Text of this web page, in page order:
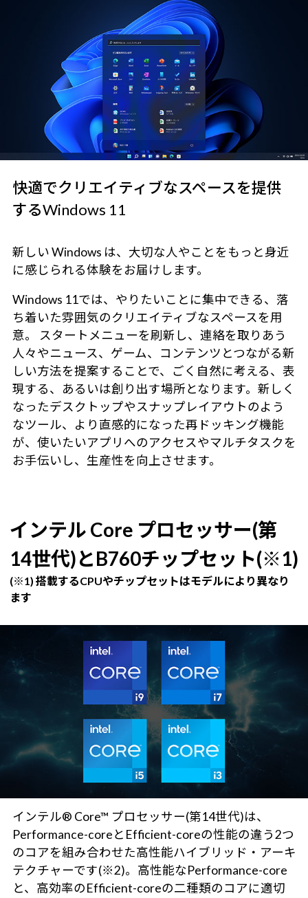
快適でクリエイティブなスペースを提供
するWindows 11
新しい Windows は、大切な人やことをもっと身近
に感じられる体験をお届けします。
Windows 11では、やりたいことに集中できる、落
ち着いた雰囲気のクリエイティブなスペースを用
意。 スタートメニューを刷新し、連絡を取りあう
人々やニュース、ゲーム、コンテンツとつながる新
しい方法を提案することで、ごく自然に考える、表
現する、あるいは創り出す場所となります。新しく
なったデスクトップやスナップレイアウトのよう
なツール、より直感的になった再ドッキング機能
が、使いたいアプリへのアクセスやマルチタスクを
お手伝いし、生産性を向上させます。
インテル Core プロセッサー(第
14世代)とB760チップセット(※1)
(※1) 搭載するCPUやチップセットはモデルにより異なり
ます
インテル® Core™ プロセッサー(第14世代)は、
Performance-coreとEfficient-coreの性能の違う2つ
のコアを組み合わせた高性能ハイブリッド・アーキ
テクチャーです(※2)。高性能なPerformance-core
と、高効率のEfficient-coreの二種類のコアに適切